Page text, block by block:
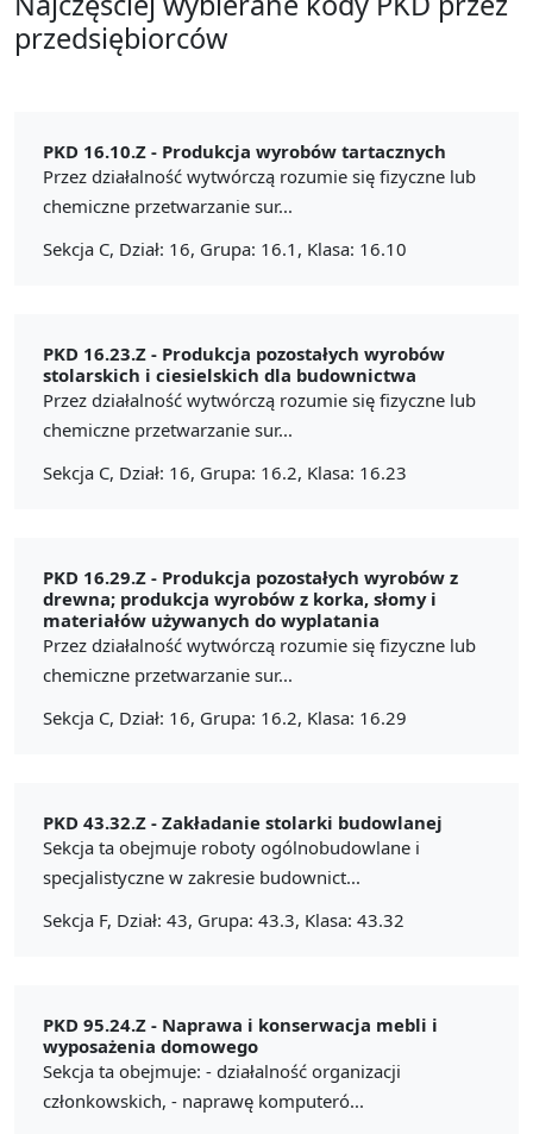
przedsiębiorców
PKD 16.10.Z - Produkcja wyrobów tartacznych
Przez działalność wytwórczą rozumie się fizyczne lub
chemiczne przetwarzanie sur...
Sekcja C, Dział: 16, Grupa: 16.1, Klasa: 16.10
PKD 16.23.Z - Produkcja pozostałych wyrobów
stolarskich i ciesielskich dla budownictwa
Przez działalność wytwórczą rozumie się fizyczne lub
chemiczne przetwarzanie sur...
Sekcja C, Dział: 16, Grupa: 16.2, Klasa: 16.23
PKD 16.29.Z - Produkcja pozostałych wyrobów z
drewna; produkcja wyrobów z korka, słomy i
materiałów używanych do wyplatania
Przez działalność wytwórczą rozumie się fizyczne lub
chemiczne przetwarzanie sur...
Sekcja C, Dział: 16, Grupa: 16.2, Klasa: 16.29
PKD 43.32.Z - Zakładanie stolarki budowlanej
Sekcja ta obejmuje roboty ogólnobudowlane i
specjalistyczne w zakresie budownict...
Sekcja F, Dział: 43, Grupa: 43.3, Klasa: 43.32
PKD 95.24.Z - Naprawa i konserwacja mebli i
wyposażenia domowego
Sekcja ta obejmuje: - działalność organizacji
członkowskich, - naprawę komputeró...